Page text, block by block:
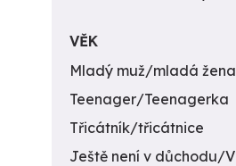
VĚK
Mladý muž/mladá žena
Teenager/Teenagerka
Třicátník/třicátnice
Ještě není v důchodu/V